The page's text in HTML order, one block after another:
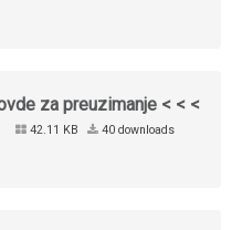
za preuzimanje < < <
42.11 KB 40 downloads